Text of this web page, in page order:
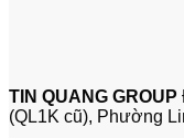
TIN QUANG GROUP
(QL1K cũ), Phường